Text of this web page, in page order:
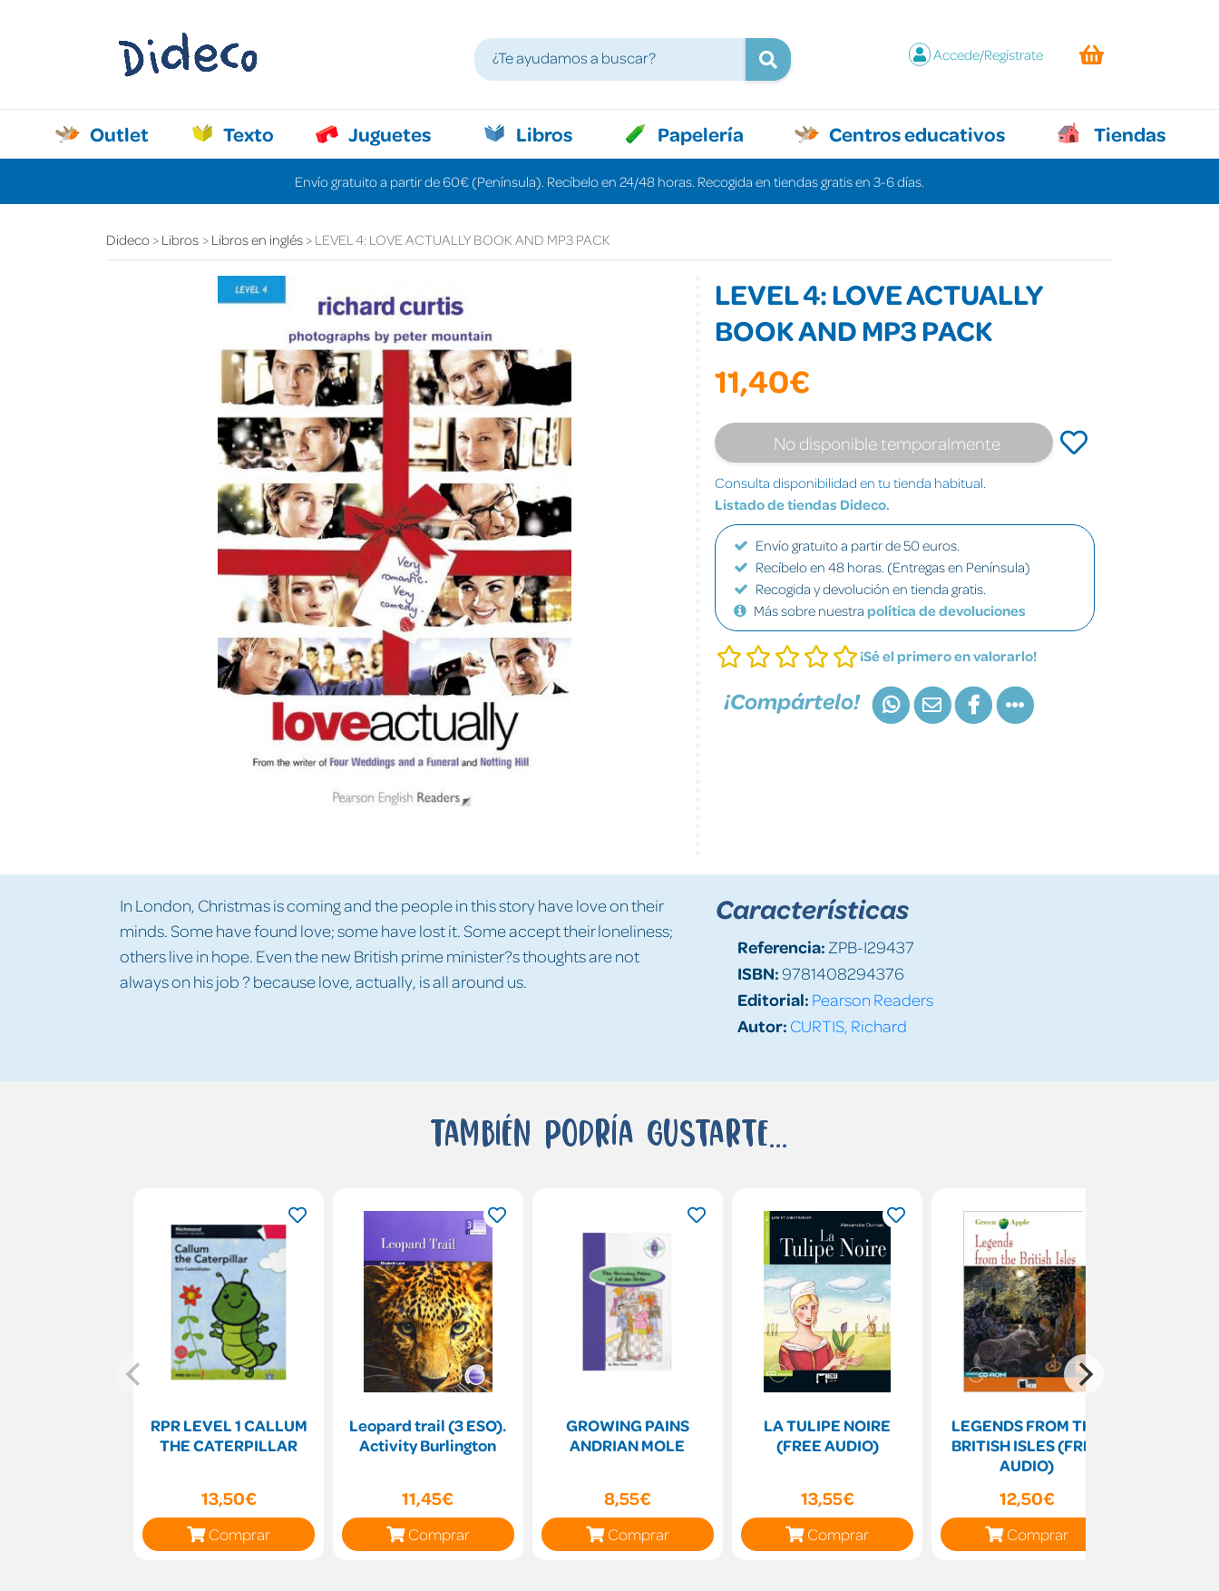
Accede/Regístrate
Outlet Texto Juguetes Libros Papelería Centros educativos Tiendas
Envío gratuito a partir de 60€ (Península). Recíbelo en 24/48 horas. Recogida en tiendas gratis en 3-6 días.
Dideco Libros Libros en inglés LEVEL 4: LOVE ACTUALLY BOOK AND MP3 PACK
LEVEL 4: LOVE ACTUALLY
BOOK AND MP3 PACK
11,40€
No disponible temporalmente
Consulta disponibilidad en tu tienda habitual.
Listado de tiendas Dideco.
Envío gratuito a partir de 50 euros.
Recíbelo en 48 horas. (Entregas en Península)
Recogida y devolución en tienda gratis.
Más sobre nuestra política de devoluciones
¡Sé el primero en valorarlo!
¡Compártelo!
In London, Christmas is coming and the people in this story have love on their
minds. Some have found love; some have lost it. Some accept their loneliness;
others live in hope. Even the new British prime minister?s thoughts are not
always on his job ? because love, actually, is all around us.
Características
Referencia: ZPB-I29437
ISBN:9781408294376
Editorial: Pearson Readers
Autor: CURTIS, Richard
También podría gustarte...
RPR LEVEL 1 CALLUM
THE CATERPILLAR
13,50€
Comprar
Leopard trail (3 ESO).
Activity Burlington
11,45€
Comprar
GROWING PAINS
ANDRIAN MOLE
8,55€
Comprar
LA TULIPE NOIRE
(FREE AUDIO)
13,55€
Comprar
LEGENDS FROM THE
BRITISH ISLES (FREE
AUDIO)
12,50€
Comprar